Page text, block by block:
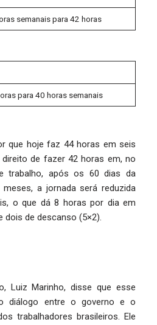
semanais para 42 horas
para 40 horas semanais
que hoje faz 44 horas em seis
de fazer 42 horas em, no
trabalho, após os 60 dias da
a jornada será reduzida
o que dá 8 horas por dia em
dois de descanso (5×2).
Luiz Marinho, disse que esse
diálogo entre o governo e o
trabalhadores brasileiros. Ele